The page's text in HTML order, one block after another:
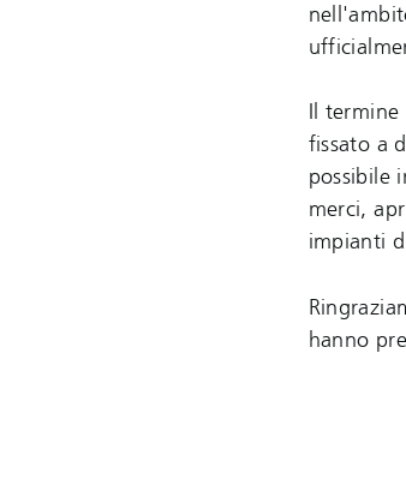
Il termine
fissato a
possibile
merci,
impianti
hanno